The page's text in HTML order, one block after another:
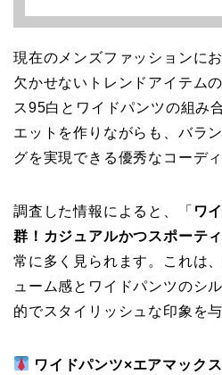
現在のメンズファッションにお
欠かせないトレンドアイテム
ス95白とワイドパンツの組み
エットを作りながらも、バラ
グを実現できる優秀なコーデ
調査した情報によると、「 ワ
群！カジュアルかつスポーテ
常に多く見られます。これは
ューム感とワイドパンツのシ
的でスタイリッシュな印象を
ワイドパンツ×エアマック